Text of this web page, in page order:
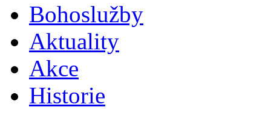
Bohoslužby
Aktuality
Akce
Historie